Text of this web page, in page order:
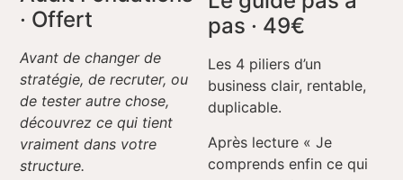
· Offert
Avant de changer de
stratégie, de recruter, ou
de tester autre chose,
découvrez ce qui tient
vraiment dans votre
structure.
pas · 49€
Les 4 piliers d’un
business clair, rentable,
duplicable.
Après lecture « Je
comprends enfin ce qui